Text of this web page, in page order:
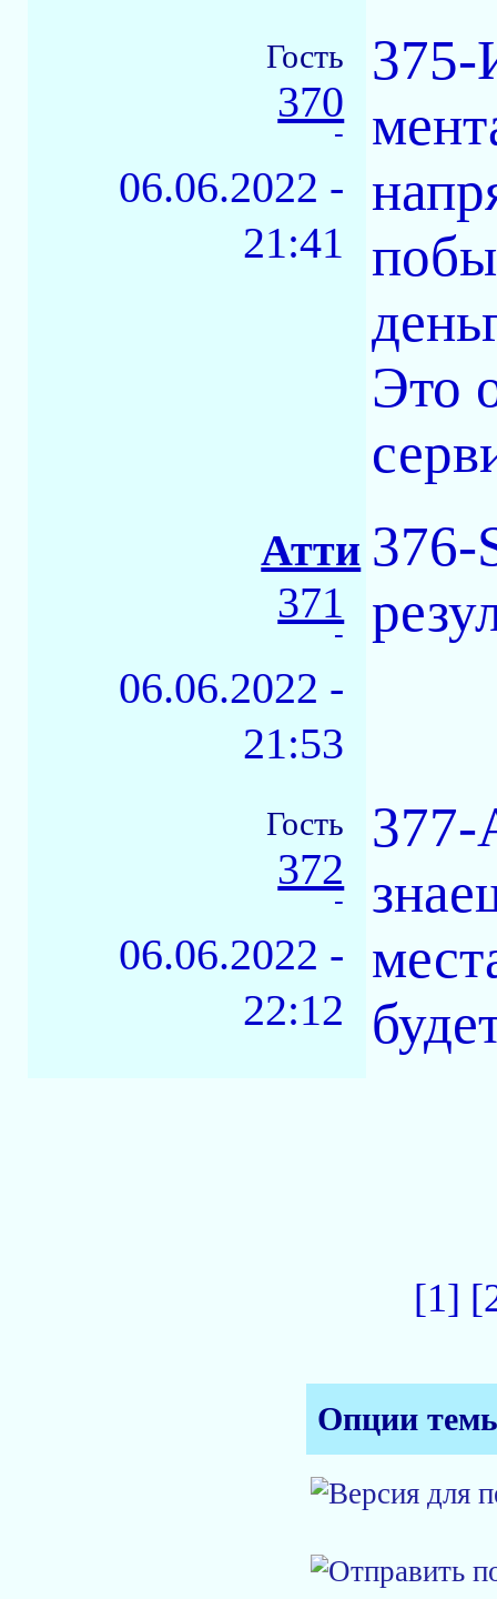
Гость
370
-
06.06.2022 -
21:41
375-
Это
Атти
371
-
06.06.2022 -
21:53
376-
Гость
372
-
06.06.2022 -
22:12
377-
[1]
Опции